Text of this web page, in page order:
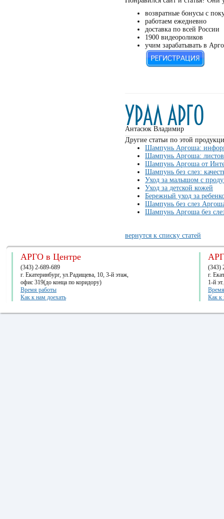
возвратные бонусы с
работаем ежедневно
доставка по всей России
1900 видеороликов
учим зарабатывать в Арго
Антасюк Владимир
Другие статьи по этой
Шампунь Аргоша:
Шампунь Аргоша:
Шампунь Аргоша от
Шампунь без слез:
Уход за малышом с
Уход за детской кожей
Бережный уход за
Шампунь без слез
Шампунь Аргоша без
вернутся к списку статей
АРГО в Центре
(343) 2-689-689
г. Екатеринбург, ул.Радищева, 10, 3-й этаж,
офис 319(до конца по коридору)
Время работы
Как к нам доехать
(343)
г.
1-й
Как к